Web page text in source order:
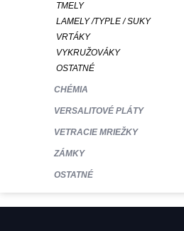
TMELY
LAMELY /TYPLE / SUKY
VRTÁKY
VYKRUŽOVÁKY
OSTATNÉ
CHÉMIA
VERSALITOVÉ PLÁTY
VETRACIE MRIEŽKY
ZÁMKY
OSTATNÉ